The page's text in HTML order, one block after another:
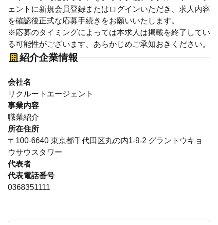
ェントに新規会員登録またはログインいただき、求人内容
を確認後正式な応募手続きをお願いいたします。
※応募のタイミングによっては本求人は掲載を終了してい
る可能性がございます。あらかじめご承知おきください。
紹介企業情報
会社名
リクルートエージェント
事業内容
職業紹介
所在住所
〒100-6640 東京都千代田区丸の内1-9-2 グラントウキョ
ウサウスタワー
代表者
代表電話番号
0368351111